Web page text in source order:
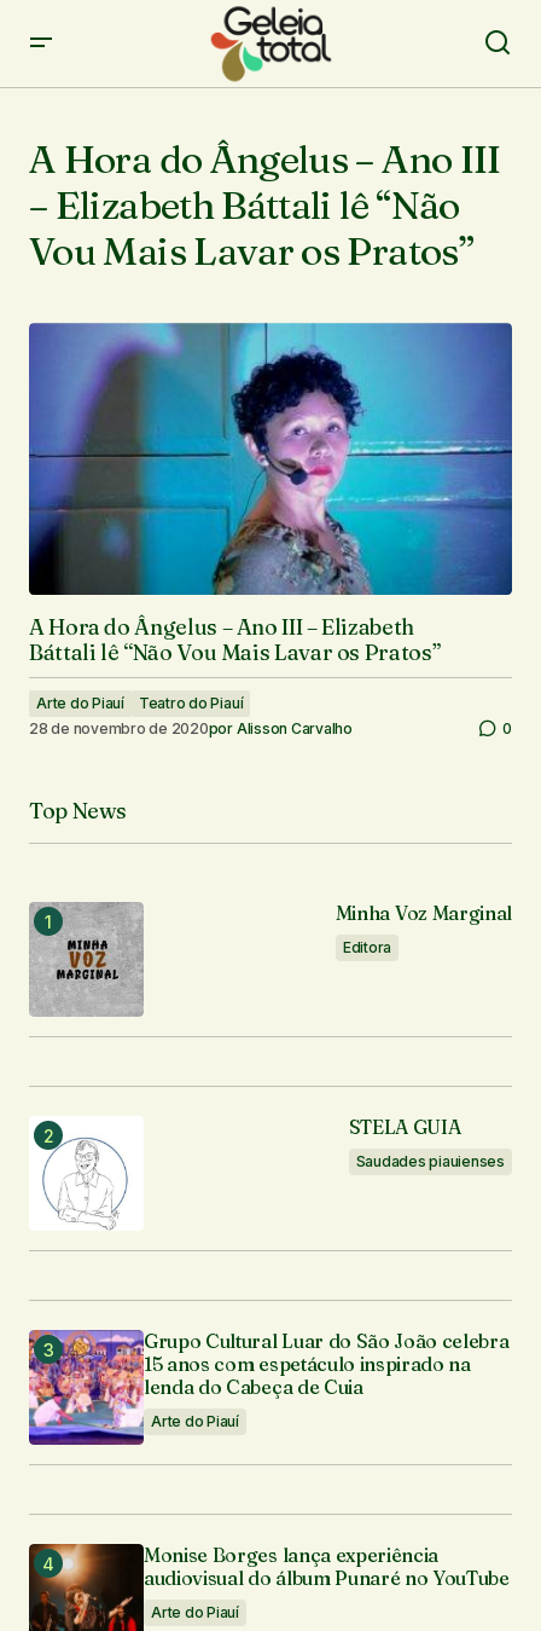
A Hora do Ângelus – Ano III
– Elizabeth Báttali lê “Não
Vou Mais Lavar os Pratos”
A Hora do Ângelus – Ano III – Elizabeth
Báttali lê “Não Vou Mais Lavar os Pratos”
Arte do Piauí
Teatro do Piauí
28 de novembro de 2020por Alisson Carvalho 0
Top News
Minha Voz Marginal
Editora
STELA GUIA
Saudades piauienses
Grupo Cultural Luar do São João celebra
15 anos com espetáculo inspirado na
lenda do Cabeça de Cuia
Arte do Piauí
Monise Borges lança experiência
audiovisual do álbum Punaré no YouTube
Arte do Piauí